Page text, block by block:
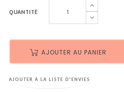
QUANTITÉ
AJOUTER AU PANIER
AJOUTER À LA LISTE D'ENVIES